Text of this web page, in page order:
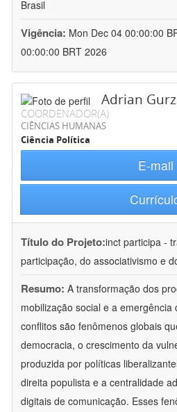
Brasil
Vigência: Mon Dec 04 00:00:00
00:00:00 BRT 2026
Adrian
COORDENADOR(A)
CIÊNCIAS HUMANAS
Ciência Política
E-mail
Título do Projeto:inct participa -
participação, do associativismo e
Resumo: A transformação dos
mobilização social e a emergência
conflitos são fenômenos globais
democracia, o crescimento da
produzida por políticas
direita populista e a centralidade
digitais de comunicação. Esses